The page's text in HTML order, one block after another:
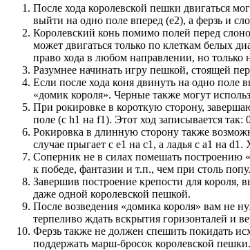
После хода королевской пешки двигаться
выйти на одно поле вперед (е2), а ферзь и
Королевский конь помимо полей перед
может двигаться только по клеткам белых
право хода в любом направлении, но только
Разумнее начинать игру пешкой, стоящей
Если после хода коня двинуть на одно поле
«домик короля». Черные также могут
При рокировке в короткую сторону,
поле (с h1 на f1). Этот ход записывается так:
Рокировка в длинную сторону также
случае прыгает с e1 на с1, а ладья с a1 на
Соперник не в силах помешать построению
к победе, фантазии и т.п., чем при столь
Завершив построение крепости для короля,
даже одной королевской пешкой.
После возведения «домика короля» вам не
терпеливо ждать вскрытия горизонталей и
Ферзь также не должен спешить покидать
поддержать марш-бросок королевской пешки.